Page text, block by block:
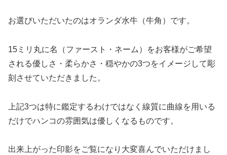
お選びいただいたのはオランダ水牛（牛角）です。
15ミリ丸に名（ファースト・ネーム）をお客様がご希望
される優しさ・柔らかさ・穏やかの3つをイメージして彫
刻させていただきました。
上記3つは特に鑑定するわけではなく線質に曲線を用いる
だけでハンコの雰囲気は優しくなるものです。
出来上がった印影をご覧になり大変喜んでいただけまし